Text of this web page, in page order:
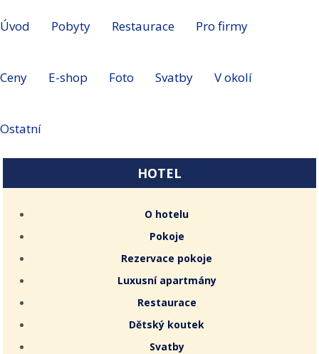
Úvod Pobyty Restaurace Pro firmy
Ceny E-shop Foto Svatby V okolí
Ostatní
HOTEL
O hotelu
Pokoje
Rezervace pokoje
Luxusní apartmány
Restaurace
Dětský koutek
Svatby